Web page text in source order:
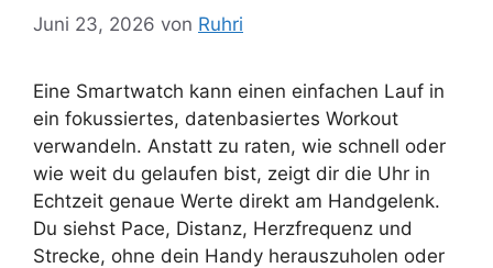
Juni 23, 2026 von Ruhri
Eine Smartwatch kann einen einfachen Lauf in
ein fokussiertes, datenbasiertes Workout
verwandeln. Anstatt zu raten, wie schnell oder
wie weit du gelaufen bist, zeigt dir die Uhr in
Echtzeit genaue Werte direkt am Handgelenk.
Du siehst Pace, Distanz, Herzfrequenz und
Strecke, ohne dein Handy herauszuholen oder